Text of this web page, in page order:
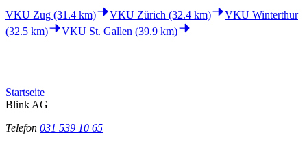
VKU Zug (31.4 km) VKU Zürich (32.4 km)
VKU Winterthur
(32.5 km)
VKU St. Gallen (39.9 km)
Startseite
Blink AG
Telefon 031 539 10 65